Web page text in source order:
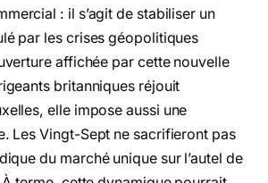
: il s’agit de stabiliser un
par les crises géopolitiques
affichée par cette nouvelle
britanniques réjouit
elle impose aussi une
Les Vingt-Sept ne sacrifieront pas
du marché unique sur l’autel de